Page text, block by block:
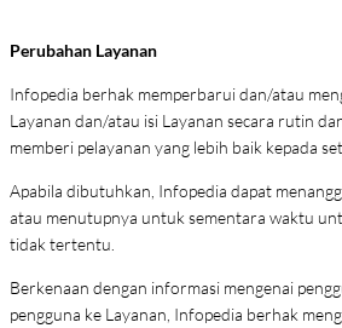
Perubahan Layanan
Infopedia berhak memperbarui dan/atau
Layanan dan/atau isi Layanan secara rutin
memberi pelayanan yang lebih baik kepada
Apabila dibutuhkan, Infopedia dapat
atau menutupnya untuk sementara waktu
tidak tertentu.
Berkenaan dengan informasi mengenai
pengguna ke Layanan, Infopedia berhak